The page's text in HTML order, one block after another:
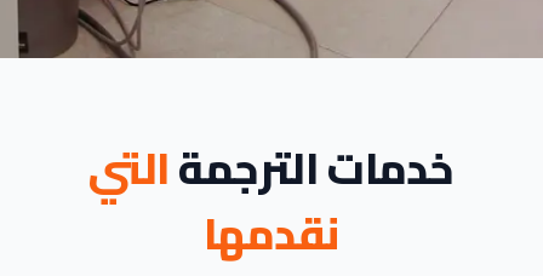
خدمات الترجمةالتي
نقدمها